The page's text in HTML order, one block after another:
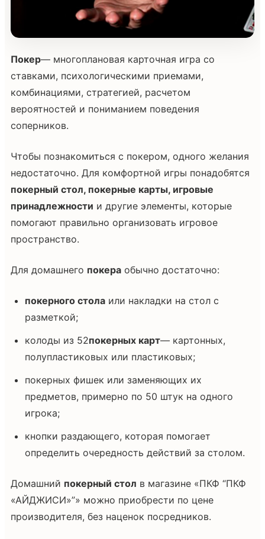
Покер— многоплановая карточная игра со
ставками, психологическими приемами,
комбинациями, стратегией, расчетом
вероятностей и пониманием поведения
соперников.
Чтобы познакомиться с покером, одного желания
недостаточно. Для комфортной игры понадобятся
покерный стол, покерные карты, игровые
принадлежности и другие элементы, которые
помогают правильно организовать игровое
пространство.
Для домашнего покера обычно достаточно:
покерного стола или накладки на стол с
разметкой;
колоды из 52покерных карт— картонных,
полупластиковых или пластиковых;
покерных фишек или заменяющих их
предметов, примерно по 50 штук на одного
игрока;
кнопки раздающего, которая помогает
определить очередность действий за столом.
Домашний покерный стол в магазине «ПКФ “ПКФ
«АЙДЖИСИ»”» можно приобрести по цене
производителя, без наценок посредников.